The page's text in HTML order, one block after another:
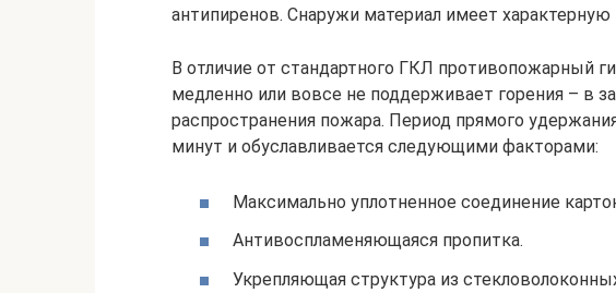
антипиренов. Снаружи материал имеет
В отличие от стандартного ГКЛ противопожарный
медленно или вовсе не поддерживает горения – в
распространения пожара. Период прямого
минут и обуславливается следующими факторами:
Максимально уплотненное соединение
Антивоспламеняющаяся пропитка.
Укрепляющая структура из